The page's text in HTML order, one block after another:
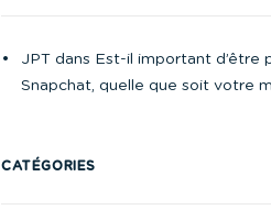
JPT dans Est-il important d’être
Snapchat, quelle que soit votre
CATÉGORIES